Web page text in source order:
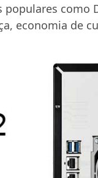
como
economia de